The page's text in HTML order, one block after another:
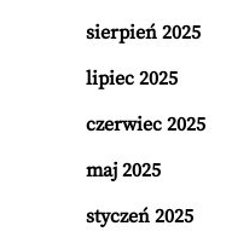
sierpień 2025
lipiec 2025
czerwiec 2025
maj 2025
styczeń 2025